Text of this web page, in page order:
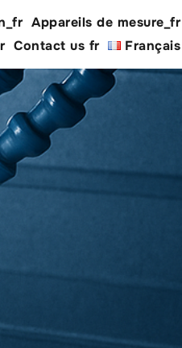
Appareils de mesure_fr
Contact us fr Français